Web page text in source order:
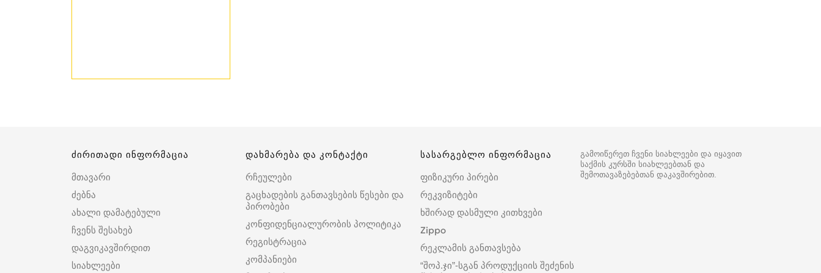
გამოიწერეთ ჩვენი სიახლეები და იყავით
საქმის კურსში სიახლეებთან და
შემოთავაზებებთან დაკავშირებით.
ძირითადი ინფორმაცია
მთავარი
ძებნა
ახალი დამატებული
ჩვენს შესახებ
დაგვიკავშირდით
სიახლეები
დახმარება და კონტაქტი
რჩეულები
გაცხადების განთავსების წესები და
პირობები
კონფიდენციალურობის პოლიტიკა
რეგისტრაცია
კომპანიები
სასარგებლო ინფორმაცია
ფიზიკური პირები
რეკვიზიტები
ხშირად დასმული კითხვები
Zippo
რეკლამის განთავსება
“შოპ.ჯი”-სგან პროდუქციის შეძენის